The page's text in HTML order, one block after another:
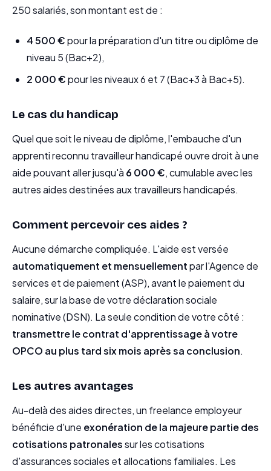
250 salariés, son montant est de :
4 500 €pour la préparation d'un titre ou diplôme de
niveau 5 (Bac+2),
2 000 €pour les niveaux 6 et 7 (Bac+3 à Bac+5).
Le cas du handicap
Quel que soit le niveau de diplôme, l'embauche d'un
apprenti reconnu travailleur handicapé ouvre droit à une
aide pouvant aller jusqu'à 6 000 €, cumulable avec les
autres aides destinées aux travailleurs handicapés.
Comment percevoir ces aides ?
Aucune démarche compliquée. L'aide est versée
automatiquement et mensuellementpar l'Agence de
services et de paiement (ASP), avant le paiement du
salaire, sur la base de votre déclaration sociale
nominative (DSN). La seule condition de votre côté :
transmettre le contrat d'apprentissage à votre
OPCO au plus tard six mois après sa conclusion.
Les autres avantages
Au-delà des aides directes, un freelance employeur
bénéficie d'une exonération de la majeure partie des
cotisations patronalessur les cotisations
d'assurances sociales et allocations familiales. Les